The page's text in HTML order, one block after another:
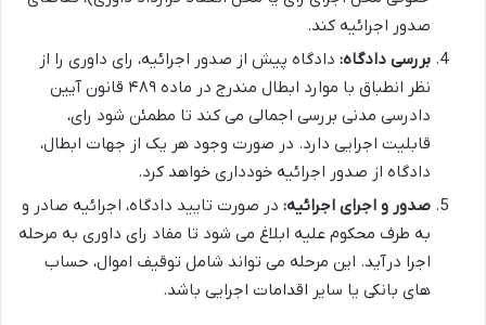
صدور اجرائیه کند.
بررسی دادگاه: دادگاه پیش از صدور اجرائیه، رای داوری را از
نظر انطباق با موارد ابطال مندرج در ماده ۴۸۹ قانون آیین
دادرسی مدنی بررسی اجمالی می کند تا مطمئن شود رای،
قابلیت اجرایی دارد. در صورت وجود هر یک از جهات ابطال،
دادگاه از صدور اجرائیه خودداری خواهد کرد.
صدور و اجرای اجرائیه: در صورت تایید دادگاه، اجرائیه صادر و
به طرف محکوم علیه ابلاغ می شود تا مفاد رای داوری به مرحله
اجرا درآید. این مرحله می تواند شامل توقیف اموال، حساب
های بانکی یا سایر اقدامات اجرایی باشد.